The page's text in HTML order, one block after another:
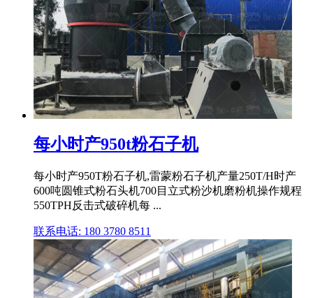
每小时产950t粉石子机
每小时产950T粉石子机,雷蒙粉石子机产量250T/H时产
600吨圆锥式粉石头机700目立式粉沙机磨粉机操作规程
550TPH反击式破碎机每 ...
联系电话: 180 3780 8511